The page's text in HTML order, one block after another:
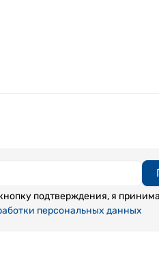
подтверждения, я
персональных данных